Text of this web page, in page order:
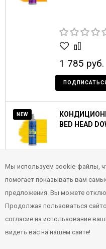
1 785 руб.
NEW
BED HEAD
1 785 руб.
-
Мы используем cookie-файлы,
помогает показывать вам
предложения. Вы можете
Продолжая пользоваться
согласие на использование
видеть вас на нашем сайте!